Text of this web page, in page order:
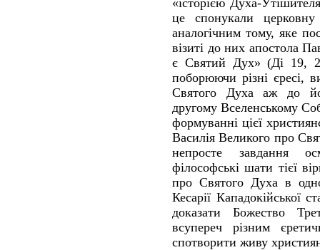
це спонукали церковну
аналогічним тому, яке
візиті до них апостола
є Святий Дух» (Ді 19,
поборюючи різні єресі,
Святого Духа аж до
другому Вселенському
формуванні цієї
Василія Великого про
непросте завдання
філософські шати тієї
про Святого Духа в
Кесарії Кападокійської
доказати Божество
всупереч різним
спотворити живу